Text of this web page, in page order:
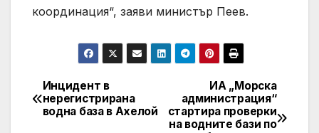
координация“, заяви министър Пеев.
Post
navigation
ИА „Морска
администрация“
стартира проверки
на водните бази по
Инцидент в
нерегистрирана
водна база в Ахелой